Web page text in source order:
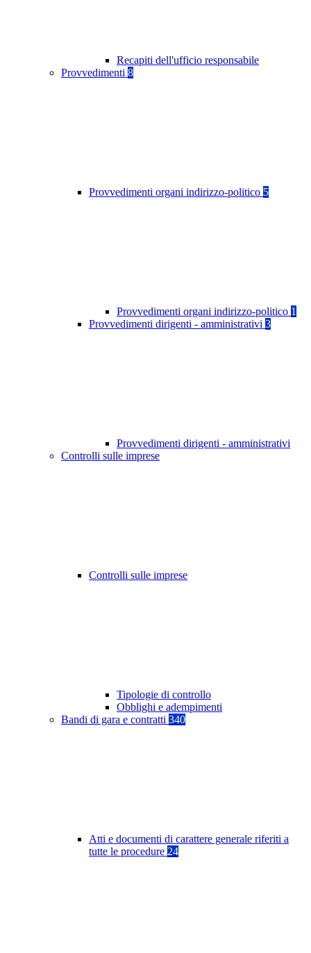
Recapiti dell'ufficio responsabile
Provvedimenti 8
Provvedimenti organi indirizzo-politico 5
Provvedimenti organi indirizzo-politico 1
Provvedimenti dirigenti - amministrativi 3
Provvedimenti dirigenti - amministrativi
Controlli sulle imprese
Controlli sulle imprese
Tipologie di controllo
Obblighi e adempimenti
Bandi di gara e contratti 340
Atti e documenti di carattere generale riferiti a
tutte le procedure 24